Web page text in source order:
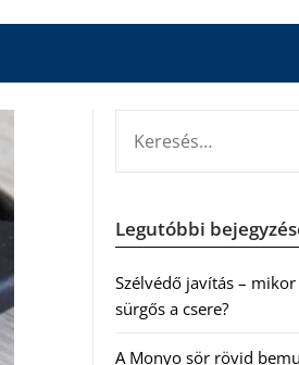
Legutóbbi
Szélvédő javítás –
sürgős a csere?
A Monyo sör rövid